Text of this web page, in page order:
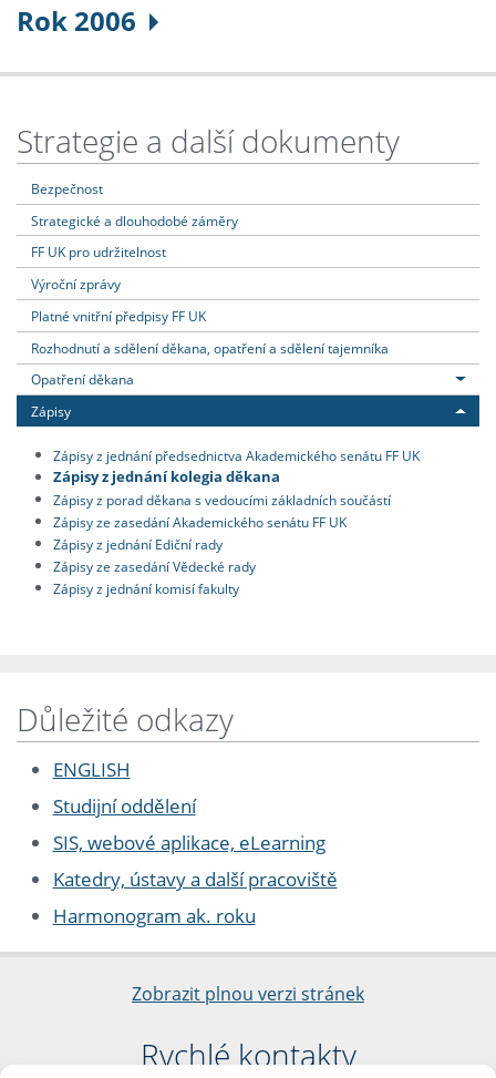
Rok 2006
Strategie a další dokumenty
Bezpečnost
Strategické a dlouhodobé záměry
FF UK pro udržitelnost
Výroční zprávy
Platné vnitřní předpisy FF UK
Rozhodnutí a sdělení děkana, opatření a sdělení tajemníka
Opatření děkana
Zápisy
Zápisy z jednání předsednictva Akademického senátu FF UK
Zápisy z jednání kolegia děkana
Zápisy z porad děkana s vedoucími základních součástí
Zápisy ze zasedání Akademického senátu FF UK
Zápisy z jednání Ediční rady
Zápisy ze zasedání Vědecké rady
Zápisy z jednání komisí fakulty
Důležité odkazy
ENGLISH
Studijní oddělení
SIS, webové aplikace, eLearning
Katedry, ústavy a další pracoviště
Harmonogram ak. roku
Zobrazit plnou verzi stránek
Rychlé kontakty